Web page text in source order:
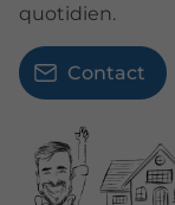
quotidien.
Contact